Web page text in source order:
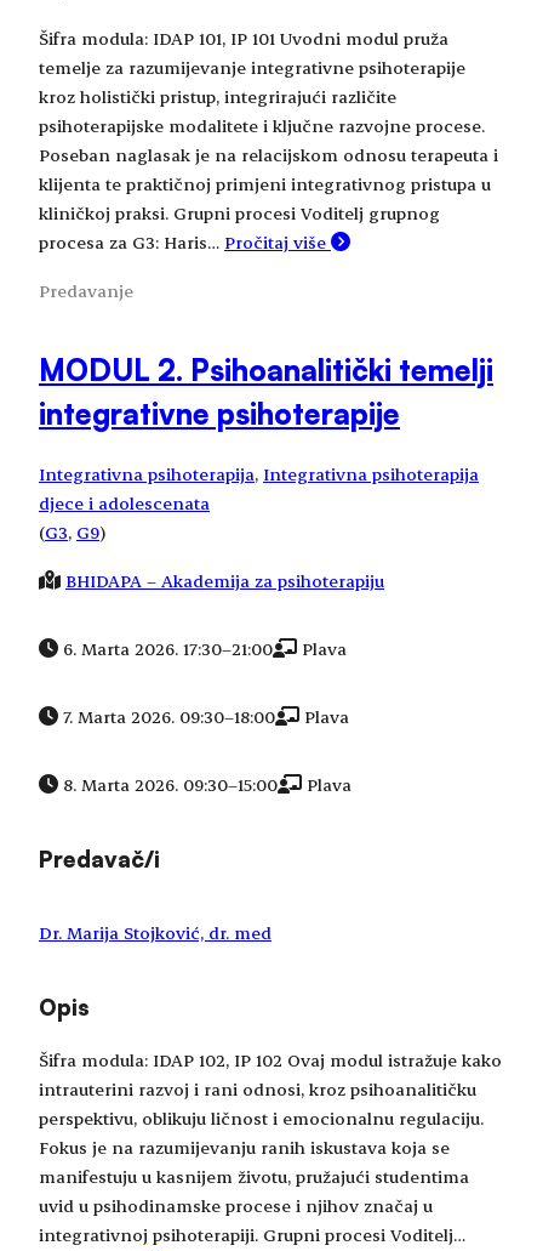
Šifra modula: IDAP 101, IP 101 Uvodni modul pruža
temelje za razumijevanje integrativne psihoterapije
kroz holistički pristup, integrirajući različite
psihoterapijske modalitete i ključne razvojne procese.
Poseban naglasak je na relacijskom odnosu terapeuta i
klijenta te praktičnoj primjeni integrativnog pristupa u
kliničkoj praksi. Grupni procesi Voditelj grupnog
procesa za G3: Haris… Pročitaj više
Predavanje
MODUL 2. Psihoanalitički temelji
integrativne psihoterapije
Integrativna psihoterapija, Integrativna psihoterapija
djece i adolescenata
(G3, G9)
BHIDAPA – Akademija za psihoterapiju
6. Marta 2026. 17:30–21:00 Plava
7. Marta 2026. 09:30–18:00 Plava
8. Marta 2026. 09:30–15:00 Plava
Predavač/i
Dr. Marija Stojković, dr. med
Opis
Šifra modula: IDAP 102, IP 102 Ovaj modul istražuje kako
intrauterini razvoj i rani odnosi, kroz psihoanalitičku
perspektivu, oblikuju ličnost i emocionalnu regulaciju.
Fokus je na razumijevanju ranih iskustava koja se
manifestuju u kasnijem životu, pružajući studentima
uvid u psihodinamske procese i njihov značaj u
integrativnoj psihoterapiji. Grupni procesi Voditelj…